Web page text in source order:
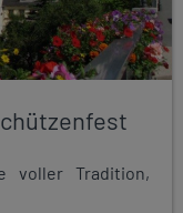
voller Tradition,